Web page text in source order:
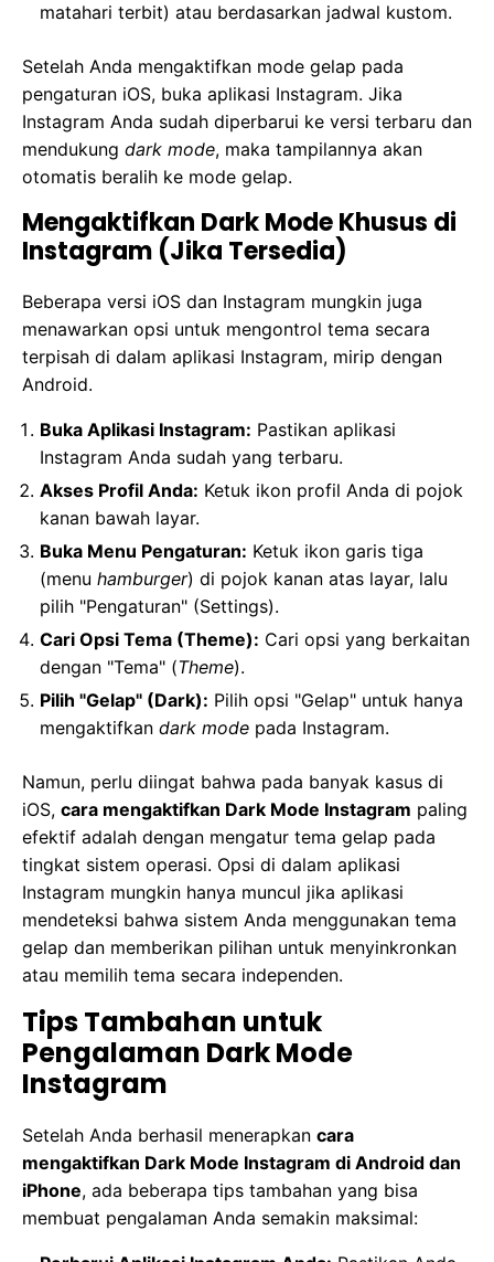
matahari terbit) atau berdasarkan jadwal kustom.
Setelah Anda mengaktifkan mode gelap pada
pengaturan iOS, buka aplikasi Instagram. Jika
Instagram Anda sudah diperbarui ke versi terbaru dan
mendukung dark mode, maka tampilannya akan
otomatis beralih ke mode gelap.
Mengaktifkan Dark Mode Khusus di
Instagram (Jika Tersedia)
Beberapa versi iOS dan Instagram mungkin juga
menawarkan opsi untuk mengontrol tema secara
terpisah di dalam aplikasi Instagram, mirip dengan
Android.
Buka Aplikasi Instagram: Pastikan aplikasi
Instagram Anda sudah yang terbaru.
Akses Profil Anda: Ketuk ikon profil Anda di pojok
kanan bawah layar.
Buka Menu Pengaturan: Ketuk ikon garis tiga
(menu hamburger) di pojok kanan atas layar, lalu
pilih "Pengaturan" (Settings).
Cari Opsi Tema (Theme): Cari opsi yang berkaitan
dengan "Tema" (Theme).
Pilih "Gelap" (Dark): Pilih opsi "Gelap" untuk hanya
mengaktifkan dark mode pada Instagram.
Namun, perlu diingat bahwa pada banyak kasus di
iOS, cara mengaktifkan Dark Mode Instagram paling
efektif adalah dengan mengatur tema gelap pada
tingkat sistem operasi. Opsi di dalam aplikasi
Instagram mungkin hanya muncul jika aplikasi
mendeteksi bahwa sistem Anda menggunakan tema
gelap dan memberikan pilihan untuk menyinkronkan
atau memilih tema secara independen.
Tips Tambahan untuk
Pengalaman Dark Mode
Instagram
Setelah Anda berhasil menerapkan cara
mengaktifkan Dark Mode Instagram di Android dan
iPhone, ada beberapa tips tambahan yang bisa
membuat pengalaman Anda semakin maksimal: